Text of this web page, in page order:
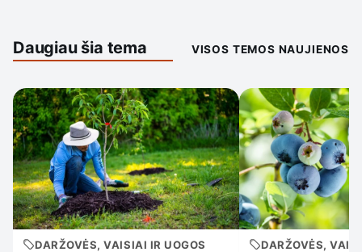
Daugiau šia tema VISOS TEMOS NAUJIENOS
DARŽOVĖS, VAISIAI IR UOGOS
DARŽOVĖS,